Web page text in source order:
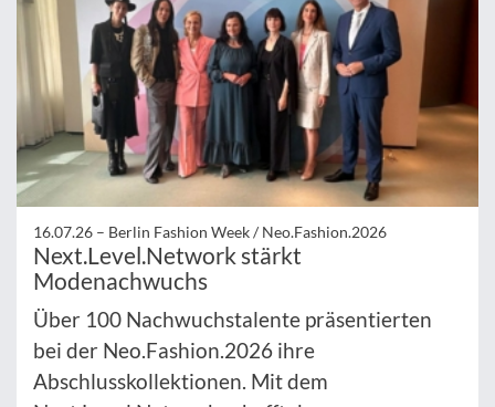
16.07.26 – Berlin Fashion Week / Neo.Fashion.2026
Next.Level.Network stärkt
Modenachwuchs
Über 100 Nachwuchstalente präsentierten
bei der Neo.Fashion.2026 ihre
Abschlusskollektionen. Mit dem